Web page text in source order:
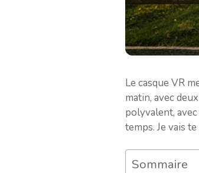
Le casque VR
matin, avec
polyvalent,
temps. Je vais
Sommaire